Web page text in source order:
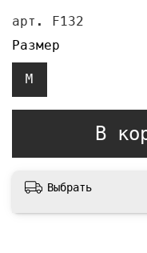
арт. F132
В
Размер
M
Выбрать